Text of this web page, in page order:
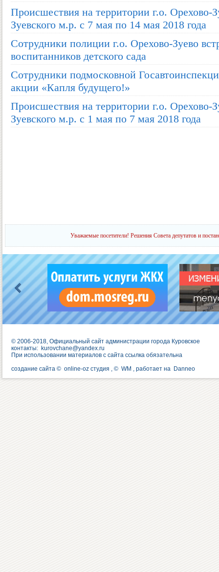
Происшествия на территории г.о. Орехово-
Зуевского м.р. с 7 мая по 14 мая 2018 года
Сотрудники полиции г.о. Орехово-Зуево
воспитанников детского сада
Сотрудники подмосковной
акции «Капля будущего!»
Происшествия на территории г.о. Орехово-
Зуевского м.р. с 1 мая по 7 мая 2018 года
Уважаемые посетители! Решения Совета депутатов и
© 2006-2018, Официальный сайт администрации города Куровское
контакты: kurovchane@yandex.ru
При использовании материалов с сайта ссылка обязательна
создание сайта © online-oz студия , © WM , работает на Danneo